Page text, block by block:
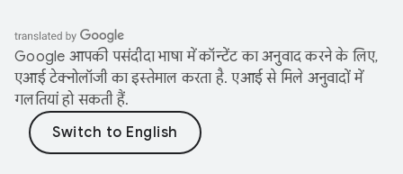
Google आपकी पसंदीदा भाषा में कॉन्टेंट का अनुवाद करने के लिए,
एआई टेक्नोलॉजी का इस्तेमाल करता है. एआई से मिले अनुवादों में
गलतियां हो सकती हैं.